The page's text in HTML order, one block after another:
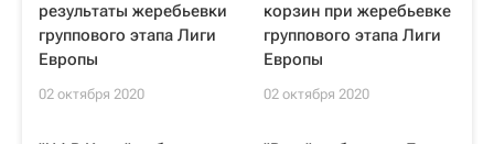
результаты жеребьевки
группового этапа Лиги
Европы
02 октября 2020
корзин при жеребьевке
группового этапа Лиги
Европы
02 октября 2020